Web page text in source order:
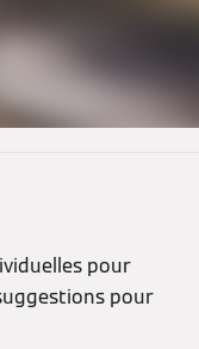
pour
pour